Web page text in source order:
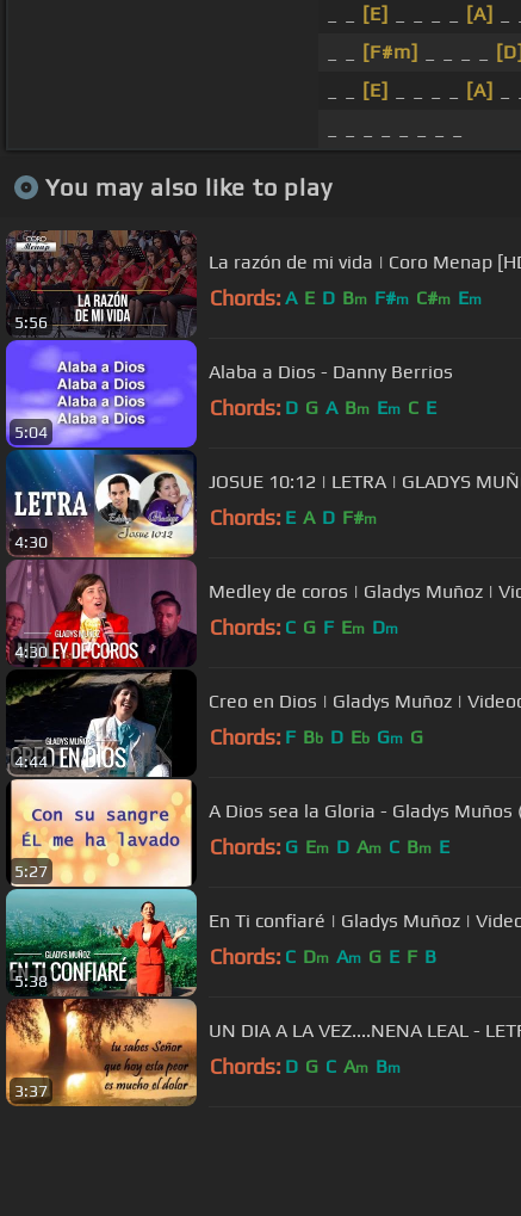
[E] [A]
[F#m] [D]
[E] [A]
You may also like to play
5:56
La razón de mi vida | Coro Menap
Chords: A E D Bm F#m C#m Em
5:04
Alaba a Dios - Danny Berrios
Chords: D G A Bm Em C E
4:30
JOSUE 10:12 | LETRA | GLADYS
Chords: E A D F#m
4:30
Medley de coros | Gladys Muñoz |
Chords: C G F Em Dm
4:44
Creo en Dios | Gladys Muñoz |
Chords: F Bb D Eb Gm G
5:27
A Dios sea la Gloria - Gladys Muños
Chords: G Em D Am C Bm E
5:38
En Ti confiaré | Gladys Muñoz |
Chords: C Dm Am G E F B
3:37
UN DIA A LA VEZ....NENA LEAL -
Chords: D G C Am Bm